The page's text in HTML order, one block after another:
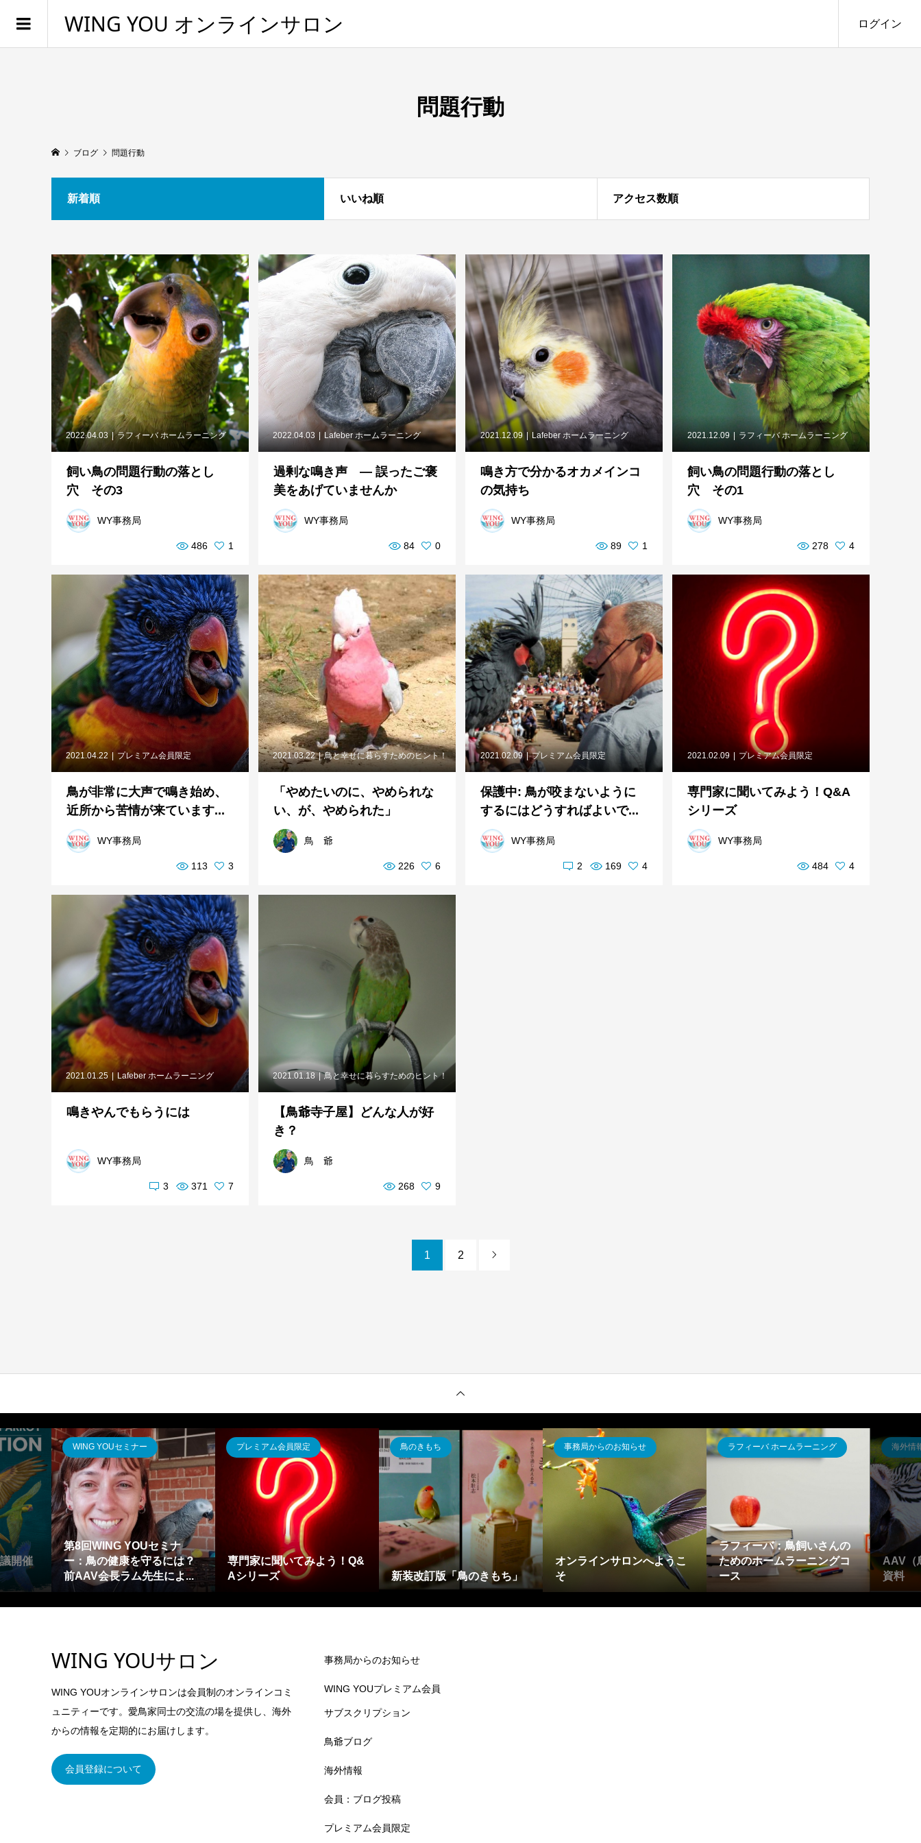
WING YOU オンラインサロン ログイン
問題行動
ブログ 問題行動
新着順 いいね順 アクセス数順
2022.04.03 ラフィーバ ホームラーニング
飼い鳥の問題行動の落とし
穴 その3
WY事務局
486 1
2022.04.03 Lafeber ホームラーニング
過剰な鳴き声 ― 誤ったご褒
美をあげていませんか
WY事務局
84 0
2021.12.09 Lafeber ホームラーニング
鳴き方で分かるオカメインコ
の気持ち
WY事務局
89 1
2021.12.09 ラフィーバ ホームラーニング
飼い鳥の問題行動の落とし
穴 その1
WY事務局
278 4
2021.04.22 プレミアム会員限定
鳥が非常に大声で鳴き始め、
近所から苦情が来ています...
WY事務局
113 3
2021.03.22 鳥と幸せに暮らすためのヒント！
「やめたいのに、やめられな
い、が、やめられた」
鳥 爺
226 6
2021.02.09 プレミアム会員限定
保護中: 鳥が咬まないように
するにはどうすればよいで...
WY事務局
2 169 4
2021.02.09 プレミアム会員限定
専門家に聞いてみよう！Q&A
シリーズ
WY事務局
484 4
2021.01.25 Lafeber ホームラーニング
鳴きやんでもらうには
WY事務局
3 371 7
2021.01.18 鳥と幸せに暮らすためのヒント！
【鳥爺寺子屋】どんな人が好
き？
鳥 爺
268 9
1 2 
開催
WING YOUセミナー
第8回WING YOUセミナ
ー：鳥の健康を守るには？
前AAV会長ラム先生によ...
プレミアム会員限定
専門家に聞いてみよう！Q&
Aシリーズ
鳥のきもち
新装改訂版「鳥のきもち」
事務局からのお知らせ
オンラインサロンへようこ
そ
ラフィーバ ホームラーニング
ラフィーバ：鳥飼いさんの
ためのホームラーニングコ
ース
海外情
AAV（
資料
WING YOUサロン
WING YOUオンラインサロンは会員制のオンラインコミ
ュニティーです。愛鳥家同士の交流の場を提供し、海外
からの情報を定期的にお届けします。
会員登録について
事務局からのお知らせ
WING YOUプレミアム会員
サブスクリプション
鳥爺ブログ
海外情報
会員：ブログ投稿
プレミアム会員限定